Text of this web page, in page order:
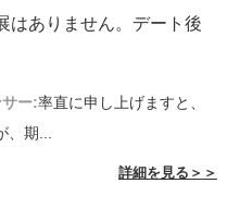
はありません。デート後
ー:率直に申し上げますと、
、期...
詳細を見る＞＞